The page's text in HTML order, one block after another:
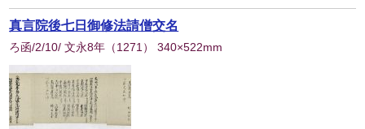
真言院後七日御修法請僧交名
ろ函/2/10/ 文永8年 （1271 ） 340×522mm